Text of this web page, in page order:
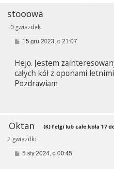
stooowa
0 gwiazdek
P
t
15 gru 2023, o 21:07
Hejo. Jestem
całych kół z oponami
Pozdrawiam
Oktan
2 gwiazdki
(K) felgi lub całe koła 17
P5 sty 2024, o 00:45